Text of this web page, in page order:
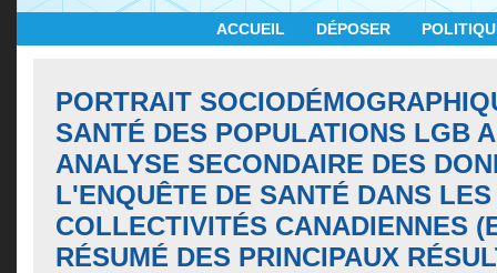
ACCUEIL DÉPOSER
PORTRAIT
SANTÉ DES POPULATIONS LGB
ANALYSE SECONDAIRE DES
L'ENQUÊTE DE SANTÉ DANS LES
COLLECTIVITÉS CANADIENNES
RÉSUMÉ DES PRINCIPAUX